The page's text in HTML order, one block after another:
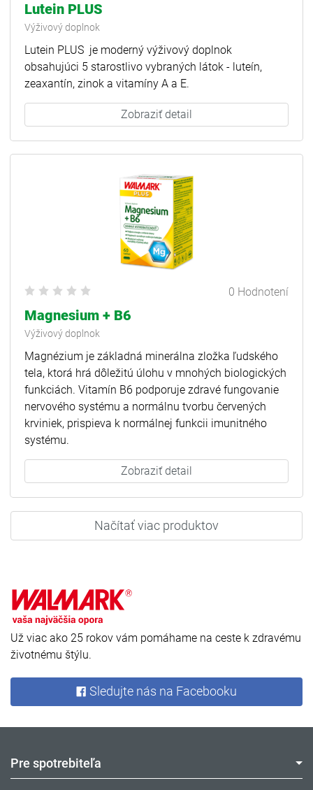
Lutein PLUS
Výživový doplnok
Lutein PLUS je moderný výživový doplnok
obsahujúci 5 starostlivo vybraných látok - luteín,
zeaxantín, zinok a vitamíny A a E.
Zobraziť detail
0 Hodnotení
Magnesium + B6
Výživový doplnok
Magnézium je základná minerálna zložka ľudského
tela, ktorá hrá dôležitú úlohu v mnohých biologických
funkciách. Vitamín B6 podporuje zdravé fungovanie
nervového systému a normálnu tvorbu červených
krviniek, prispieva k normálnej funkcii imunitného
systému.
Zobraziť detail
Načítať viac produktov
Už viac ako 25 rokov vám pomáhame na ceste k zdravému
životnému štýlu.
Sledujte nás na Facebooku
Pre spotrebiteľa